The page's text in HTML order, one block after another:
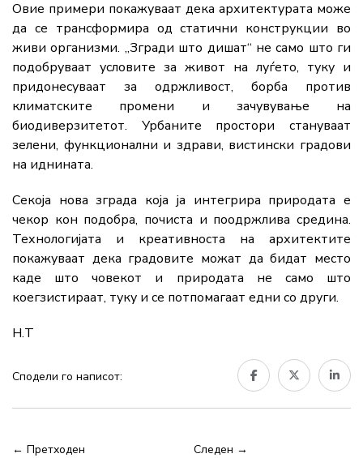
Овие примери покажуваат дека архитектурата може
да се трансформира од статични конструкции во
живи организми. „Згради што дишат“ не само што ги
подобруваат условите за живот на луѓето, туку и
придонесуваат за одржливост, борба против
климатските промени и зачувување на
биодиверзитетот. Урбаните простори стануваат
зелени, функционални и здрави, вистински градови
на иднината.
Секоја нова зграда која ја интегрира природата е
чекор кон подобра, почиста и поодржлива средина.
Технологијата и креативноста на архитектите
покажуваат дека градовите можат да бидат место
каде што човекот и природата не само што
коегзистираат, туку и се потпомагаат едни со други.
Н.Т
Сподели го написот:
← Претходен Следен →